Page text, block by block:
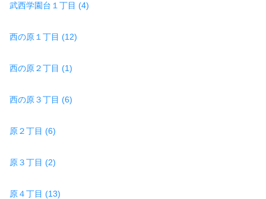
武西学園台１丁目 (4)
西の原１丁目 (12)
西の原２丁目 (1)
西の原３丁目 (6)
原２丁目 (6)
原３丁目 (2)
原４丁目 (13)